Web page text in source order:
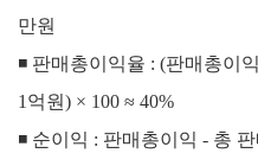
만원
◾ 판매총이익율 : (판매총이
1억원) × 100 ≈ 40%
◾ 순이익 : 판매총이익 - 총